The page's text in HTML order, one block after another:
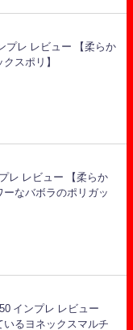
プレ レビュー 【柔らか
スポリ】
レ レビュー 【柔らか
なバボラのポリガッ
インプレ レビュー
るヨネックスマルチ